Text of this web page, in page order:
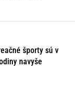
športy sú v
navyše